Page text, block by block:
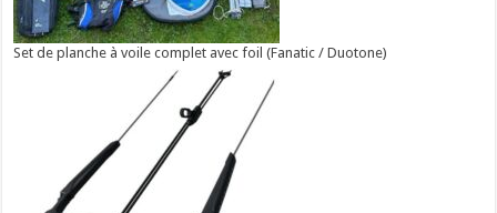
Set de planche à voile complet avec foil (Fanatic / Duotone)